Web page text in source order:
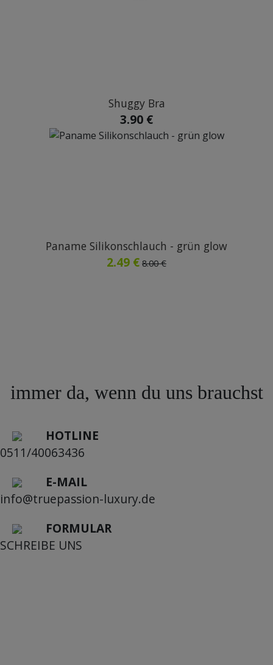
Shuggy Bra
3.90 €
Paname Silikonschlauch - grün glow
2.49 € 8.00 €
immer da, wenn du uns brauchst
HOTLINE
0511/40063436
E-MAIL
info@truepassion-luxury.de
FORMULAR
SCHREIBE UNS